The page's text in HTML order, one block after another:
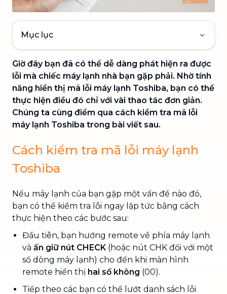
Mục lục
Giờ đây bạn đã có thể dễ dàng phát hiện ra được
lỗi mà chiếc máy lạnh nhà bạn gặp phải. Nhờ tính
năng hiển thị mã lỗi máy lạnh Toshiba, bạn có thể
thực hiện điều đó chỉ với vài thao tác đơn giản.
Chúng ta cùng điểm qua cách kiểm tra mã lỗi
máy lạnh Toshiba trong bài viết sau.
Cách kiểm tra mã lỗi máy lạnh
Toshiba
Nếu máy lạnh của bạn gặp một vấn đề nào đó,
bạn có thể kiểm tra lỗi ngay lập tức bằng cách
thực hiện theo các bước sau:
Đầu tiên, bạn hướng remote về phía máy lạnh
và ấn giữ nút CHECK (hoặc nút CHK đối với một
số dòng máy lạnh) cho đến khi màn hình
remote hiển thị hai số không (00).
Tiếp theo các bạn có thể lướt danh sách lỗi